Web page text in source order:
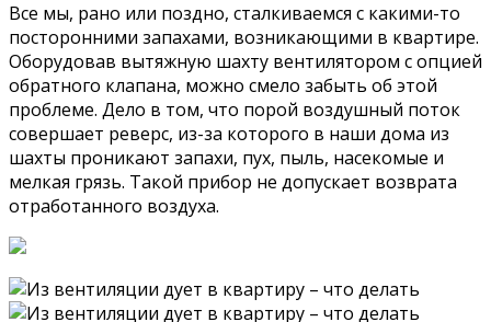
Все мы, рано или поздно, сталкиваемся с какими-то
посторонними запахами, возникающими в квартире.
Оборудовав вытяжную шахту вентилятором с опцией
обратного клапана, можно смело забыть об этой
проблеме. Дело в том, что порой воздушный поток
совершает реверс, из-за которого в наши дома из
шахты проникают запахи, пух, пыль, насекомые и
мелкая грязь. Такой прибор не допускает возврата
отработанного воздуха.